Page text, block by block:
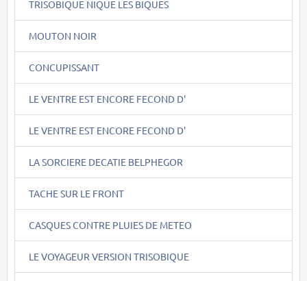
TRISOBIQUE NIQUE LES BIQUES
MOUTON NOIR
CONCUPISSANT
LE VENTRE EST ENCORE FECOND D'
LE VENTRE EST ENCORE FECOND D'
LA SORCIERE DECATIE BELPHEGOR
TACHE SUR LE FRONT
CASQUES CONTRE PLUIES DE METEO
LE VOYAGEUR VERSION TRISOBIQUE